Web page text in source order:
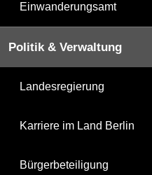
Einwanderungsamt
Politik & Verwaltung
Landesregierung
Karriere im Land Berlin
Bürgerbeteiligung